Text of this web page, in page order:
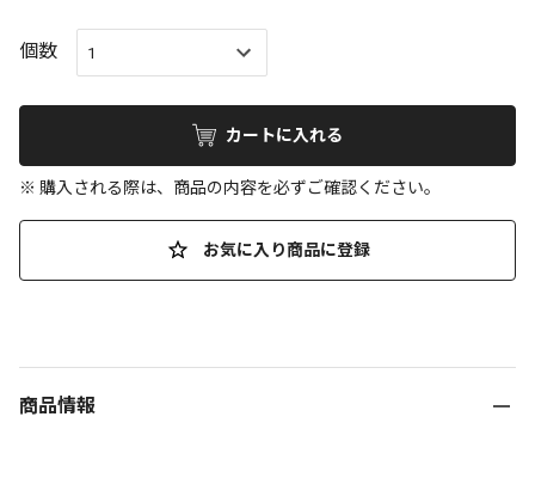
個数
カートに入れる
※ 購入される際は、商品の内容を必ずご確認ください。
お気に入り商品に登録
商品情報